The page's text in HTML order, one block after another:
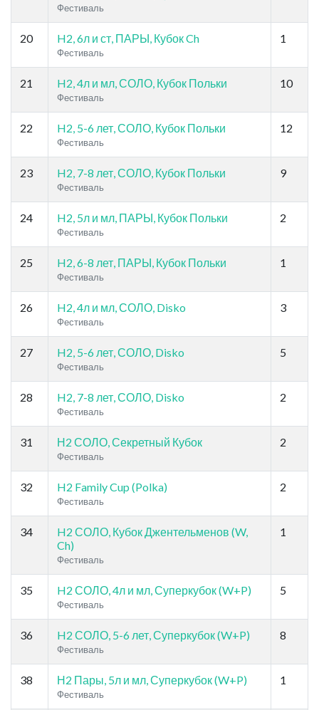
Фестиваль
20 H2, 6л и ст, ПАРЫ, Кубок Ch
Фестиваль
1
21 H2, 4л и мл, СОЛО, Кубок Польки
Фестиваль
10
22 H2, 5-6 лет, СОЛО, Кубок Польки
Фестиваль
12
23 H2, 7-8 лет, СОЛО, Кубок Польки
Фестиваль
9
24 H2, 5л и мл, ПАРЫ, Кубок Польки
Фестиваль
2
25 H2, 6-8 лет, ПАРЫ, Кубок Польки
Фестиваль
1
26 H2, 4л и мл, СОЛО, Disko
Фестиваль
3
27 H2, 5-6 лет, СОЛО, Disko
Фестиваль
5
28 H2, 7-8 лет, СОЛО, Disko
Фестиваль
2
31 Н2 СОЛО, Секретный Кубок
Фестиваль
2
32 H2 Family Cup (Polka)
Фестиваль
2
34
H2 СОЛО, Кубок Джентельменов (W,
Ch)
Фестиваль
1
35 H2 СОЛО, 4л и мл, Суперкубок (W+P)
Фестиваль
5
36 H2 СОЛО, 5-6 лет, Суперкубок (W+P)
Фестиваль
8
38 Н2 Пары, 5л и мл, Суперкубок (W+P)
Фестиваль
1